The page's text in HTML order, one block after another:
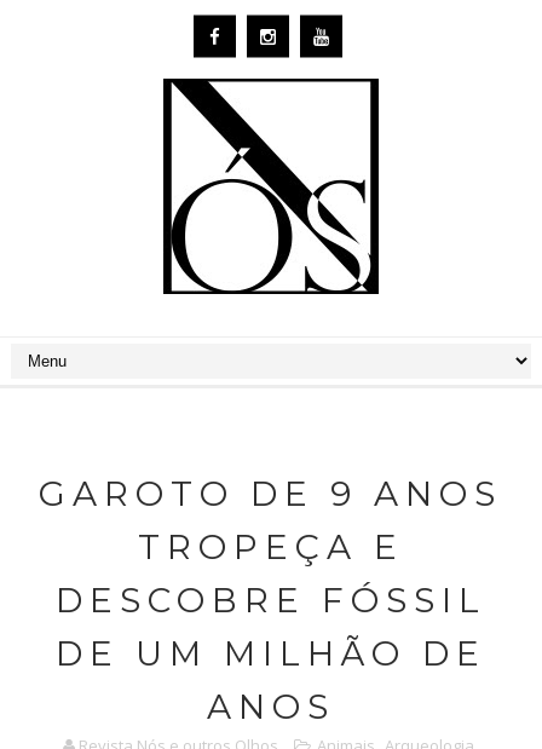
GAROTO DE 9 ANOS
TROPEÇA E
DESCOBRE FÓSSIL
DE UM MILHÃO DE
ANOS